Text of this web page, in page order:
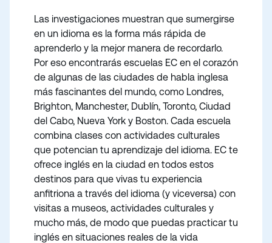
Las investigaciones muestran que sumergirse
en un idioma es la forma más rápida de
aprenderlo y la mejor manera de recordarlo.
Por eso encontrarás escuelas EC en el corazón
de algunas de las ciudades de habla inglesa
más fascinantes del mundo, como Londres,
Brighton, Manchester, Dublín, Toronto, Ciudad
del Cabo, Nueva York y Boston. Cada escuela
combina clases con actividades culturales
que potencian tu aprendizaje del idioma. EC te
ofrece inglés en la ciudad en todos estos
destinos para que vivas tu experiencia
anfitriona a través del idioma (y viceversa) con
visitas a museos, actividades culturales y
mucho más, de modo que puedas practicar tu
inglés en situaciones reales de la vida